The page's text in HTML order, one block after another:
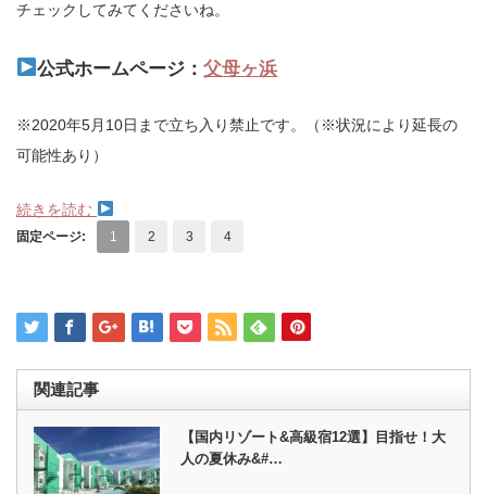
チェックしてみてくださいね。
公式ホームページ：父母ヶ浜
※2020年5月10日まで立ち入り禁止です。（※状況により延長の
可能性あり）
続きを読む
固定ページ: 1 2 3 4
関連記事
【国内リゾート&高級宿12選】目指せ！大
人の夏休み&#…